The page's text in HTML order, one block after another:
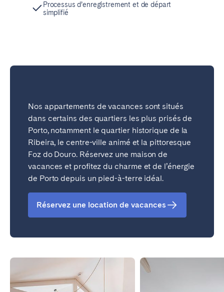
Nos appartements de vacances sont situés
dans certains des quartiers les plus prisés de
Porto, notamment le quartier historique de la
Ribeira, le centre-ville animé et la pittoresque
Foz do Douro. Réservez une maison de
vacances et profitez du charme et de l’énergie
de Porto depuis un pied-à-terre idéal.
Réservez une location de vacances
Processus d’enregistrement et de départ
simplifié